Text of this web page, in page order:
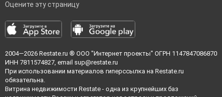
Оцените эту страницу
2004—2026 Restate.ru ® ООО "Интернет проекты" ОГРН 1147847086870
ИНН 7811574827, email sup@restate.ru
При использовании материалов гиперссылка на Restate.ru
обязательна.
Витрина недвижимости Restate - одна из крупнейших баз